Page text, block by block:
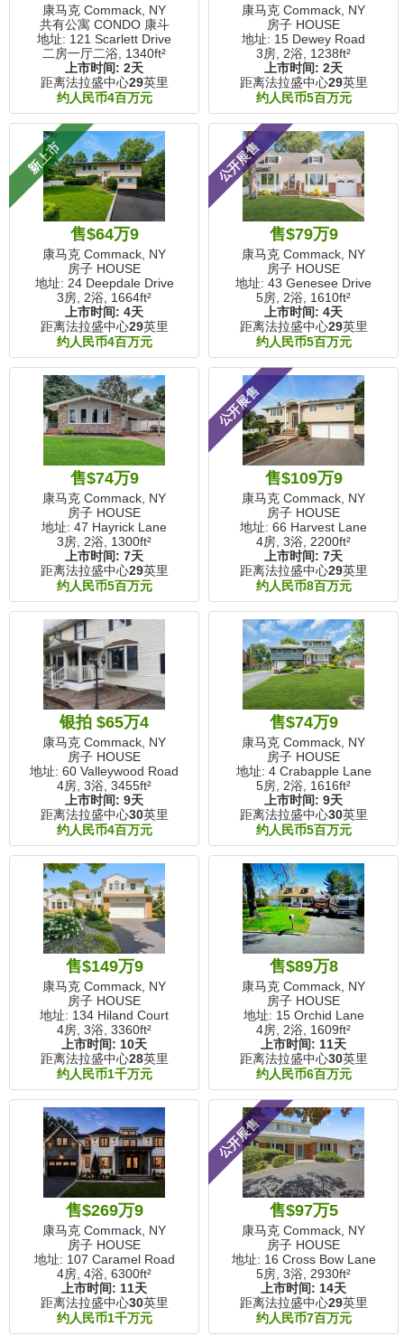
康马克 Commack, NY
共有公寓 CONDO 康斗
地址: 121 Scarlett Drive
二房一厅二浴, 1340ft²
上市时间: 2天
距离法拉盛中心29英里
约人民币4百万元
康马克 Commack, NY
房子 HOUSE
地址: 15 Dewey Road
3房, 2浴, 1238ft²
上市时间: 2天
距离法拉盛中心29英里
约人民币5百万元
新上市
售$64万9
康马克 Commack, NY
房子 HOUSE
地址: 24 Deepdale Drive
3房, 2浴, 1664ft²
上市时间: 4天
距离法拉盛中心29英里
约人民币4百万元
公开展售
售$79万9
康马克 Commack, NY
房子 HOUSE
地址: 43 Genesee Drive
5房, 2浴, 1610ft²
上市时间: 4天
距离法拉盛中心29英里
约人民币5百万元
售$74万9
康马克 Commack, NY
房子 HOUSE
地址: 47 Hayrick Lane
3房, 2浴, 1300ft²
上市时间: 7天
距离法拉盛中心29英里
约人民币5百万元
公开展售
售$109万9
康马克 Commack, NY
房子 HOUSE
地址: 66 Harvest Lane
4房, 3浴, 2200ft²
上市时间: 7天
距离法拉盛中心29英里
约人民币8百万元
银拍 $65万4
康马克 Commack, NY
房子 HOUSE
地址: 60 Valleywood Road
4房, 3浴, 3455ft²
上市时间: 9天
距离法拉盛中心30英里
约人民币4百万元
售$74万9
康马克 Commack, NY
房子 HOUSE
地址: 4 Crabapple Lane
5房, 2浴, 1616ft²
上市时间: 9天
距离法拉盛中心30英里
约人民币5百万元
售$149万9
康马克 Commack, NY
房子 HOUSE
地址: 134 Hiland Court
4房, 3浴, 3360ft²
上市时间: 10天
距离法拉盛中心28英里
约人民币1千万元
售$89万8
康马克 Commack, NY
房子 HOUSE
地址: 15 Orchid Lane
4房, 2浴, 1609ft²
上市时间: 11天
距离法拉盛中心30英里
约人民币6百万元
售$269万9
康马克 Commack, NY
房子 HOUSE
地址: 107 Caramel Road
4房, 4浴, 6300ft²
上市时间: 11天
距离法拉盛中心30英里
约人民币1千万元
公开展售
售$97万5
康马克 Commack, NY
房子 HOUSE
地址: 16 Cross Bow Lane
5房, 3浴, 2930ft²
上市时间: 14天
距离法拉盛中心29英里
约人民币7百万元